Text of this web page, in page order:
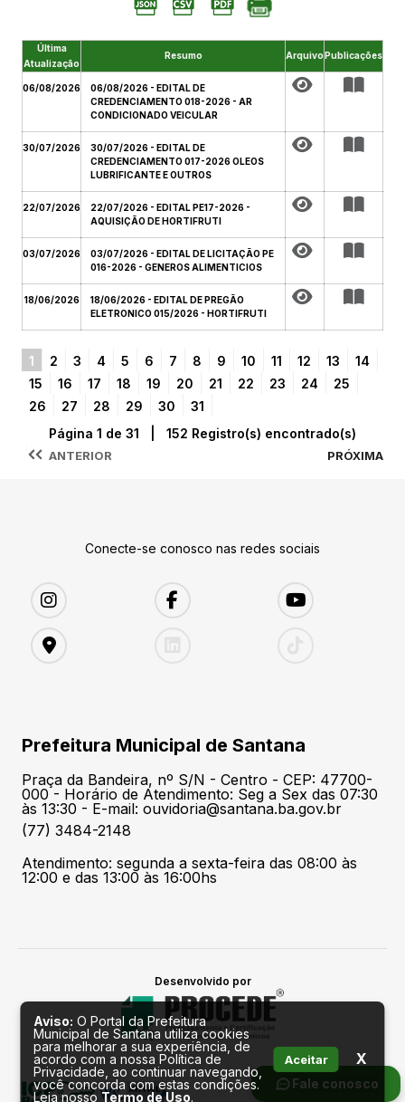
Fale conosco
Última
Atualização
Resumo ArquivoPublicações
06/08/2026
06/08/2026 - EDITAL DE
CREDENCIAMENTO 018-2026 - AR
CONDICIONADO VEICULAR
30/07/2026
30/07/2026 - EDITAL DE
CREDENCIAMENTO 017-2026 OLEOS
LUBRIFICANTE E OUTROS
22/07/2026
22/07/2026 - EDITAL PE17-2026 -
AQUISIÇÃO DE HORTIFRUTI
03/07/2026
03/07/2026 - EDITAL DE LICITAÇÃO PE
016-2026 - GENEROS ALIMENTICIOS
18/06/2026
18/06/2026 - EDITAL DE PREGÃO
ELETRONICO 015/2026 - HORTIFRUTI
1 2 3 4 5 6 7 8 9 10 11 12 13
14
15
16 17 18 19 20 21 22 23 24
25
26
27 28 29 30 31
ANTERIOR
Página 1 de 31 | 152 Registro(s) encontrado(s)
PRÓXIMA
Conecte-se conosco nas redes sociais
Prefeitura Municipal de Santana
Praça da Bandeira, nº S/N - Centro - CEP: 47700-
000 - Horário de Atendimento: Seg a Sex das 07:30
às 13:30 - E-mail: ouvidoria@santana.ba.gov.br
(77) 3484-2148
Atendimento: segunda a sexta-feira das 08:00 às
12:00 e das 13:00 às 16:00hs
Desenvolvido por
Aviso: O Portal da Prefeitura
Municipal de Santana utiliza cookies
para melhorar a sua experiência, de
acordo com a nossa Política de
Privacidade, ao continuar navegando,
você concorda com estas condições.
Leia nossoTermo de Uso.
Aceitar X